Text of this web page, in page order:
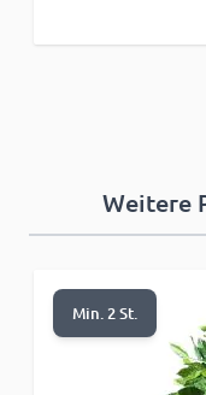
Weitere
Min. 2 St.